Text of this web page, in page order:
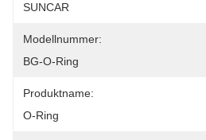
SUNCAR
Modellnummer:
BG-O-Ring
Produktname:
O-Ring